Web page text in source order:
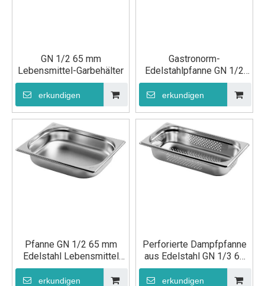
GN 1/2 65 mm
Lebensmittel-Garbehälter
erkundigen
Gastronorm-
Edelstahlpfanne GN 1/2
20-mm-Tablett
erkundigen
Pfanne GN 1/2 65 mm
Edelstahl Lebensmittel
Gastronom Behälter Buffet
Gn Pfannenbehälter
erkundigen
Perforierte Dampfpfanne
aus Edelstahl GN 1/3 65
mm für die Fast-Food-
Küche
erkundigen